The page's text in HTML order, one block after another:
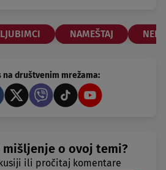
NAMEŠTAJ
na društvenim mrežama:
o ovoj temi?
ili pročitaj komentare